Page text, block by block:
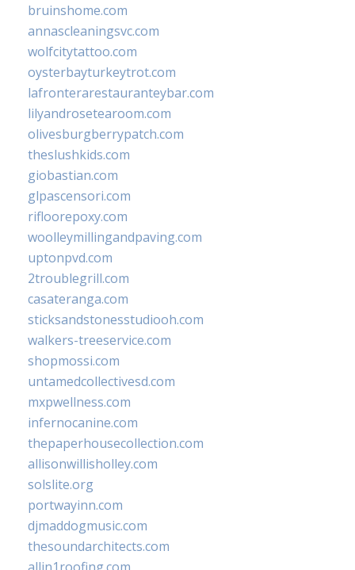
bruinshome.com
annascleaningsvc.com
wolfcitytattoo.com
oysterbayturkeytrot.com
lafronterarestauranteybar.com
lilyandrosetearoom.com
olivesburgberrypatch.com
theslushkids.com
giobastian.com
glpascensori.com
rifloorepoxy.com
woolleymillingandpaving.com
uptonpvd.com
2troublegrill.com
casateranga.com
sticksandstonesstudiooh.com
walkers-treeservice.com
shopmossi.com
untamedcollectivesd.com
mxpwellness.com
infernocanine.com
thepaperhousecollection.com
allisonwillisholley.com
solslite.org
portwayinn.com
djmaddogmusic.com
thesoundarchitects.com